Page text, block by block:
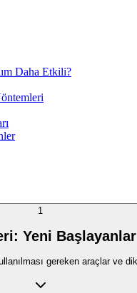
Daha Etkili?
1
Yeni Başlayanlar
gereken araçlar ve